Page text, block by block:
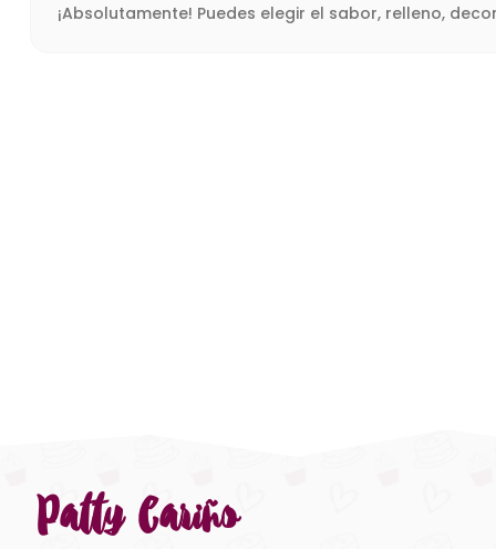
¡Absolutamente! Puedes elegir el sabor, relleno,
Patty Cariño